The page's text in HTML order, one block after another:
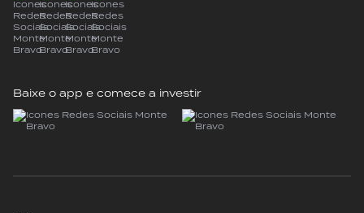
Baixe o app e comece a investir